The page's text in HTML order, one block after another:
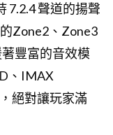
7.2.4 聲道的揚聲
Zone2、Zone3
豐富的音效模
、IMAX
絕對讓玩家滿